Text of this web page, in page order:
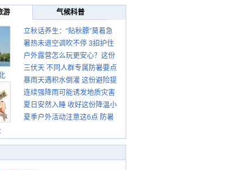
游 气候科普
立秋话养生：“贴秋膘”莫着急
先清暑再防燥
暑热未退空调吹不停 3招护住
肩颈不酸痛
户外露营怎么玩更安心？这份
攻略请收好
三伏天 不同人群专属防暑要点
请收好
暴雨天遇积水倒灌 这份避险提
示请收好
连续强降雨可能诱发地质灾害
这些前兆要知道
夏日安然入睡 收好这份降温小
贴士
夏季户外活动注意这6点 防暑